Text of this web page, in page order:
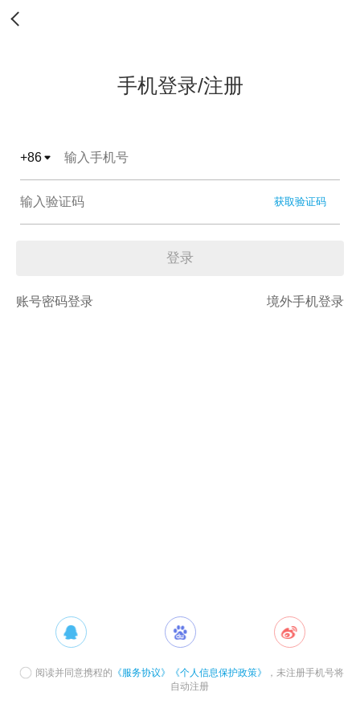
手机登录/注册
+86
获取验证码
登录
账号密码登录 境外手机登录
阅读并同意携程的 《服务协议》 《个人信息保护政策》
，未注册手机号将
自动注册